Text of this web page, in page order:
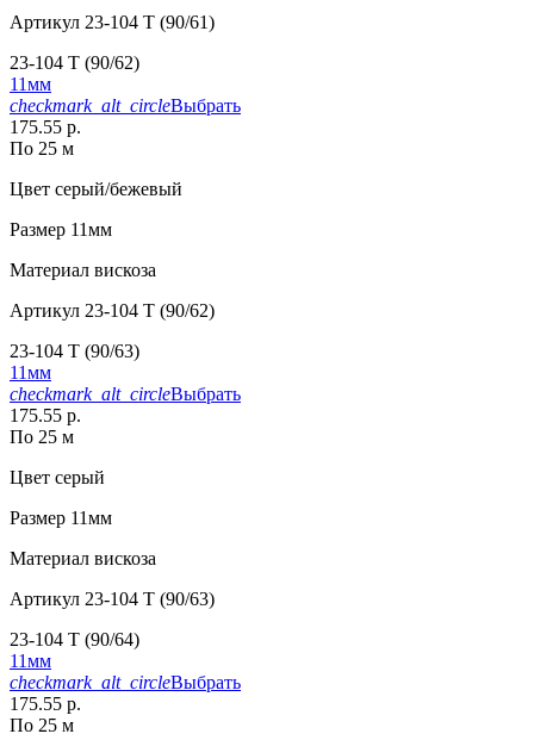
Артикул 23-104 T (90/61)
23-104 T (90/62)
11мм
checkmark_alt_circleВыбрать
175.55 р.
По 25 м
Цвет серый/бежевый
Размер 11мм
Материал вискоза
Артикул 23-104 T (90/62)
23-104 T (90/63)
11мм
checkmark_alt_circleВыбрать
175.55 р.
По 25 м
Цвет серый
Размер 11мм
Материал вискоза
Артикул 23-104 T (90/63)
23-104 T (90/64)
11мм
checkmark_alt_circleВыбрать
175.55 р.
По 25 м